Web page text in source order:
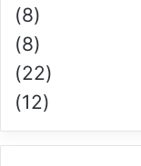
(8)
(8)
(22)
(12)